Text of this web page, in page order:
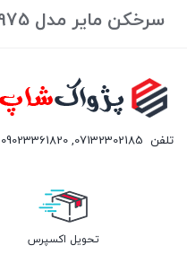
سرخکن مایر مدل 975
تلفن 07132302185
,
09023361820
تحویل اکسپرس